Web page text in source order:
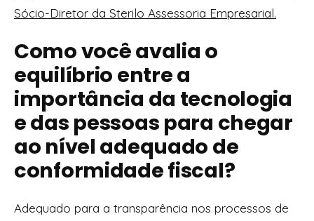
Sócio-Diretor da Sterilo Assessoria Empresarial.
Como você avalia o
equilíbrio entre a
importância da tecnologia
e das pessoas para chegar
ao nível adequado de
conformidade fiscal?
Adequado para a transparência nos processos de